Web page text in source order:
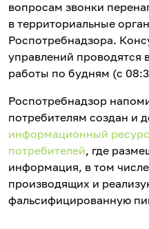
вопросам звонки
в территориальные
Роспотребнадзора.
управлений проводятся
работы по будням (с
Роспотребнадзор
потребителям создан и
информационный
потребителей, где
информация, в том
производящих и
фальсифицированную